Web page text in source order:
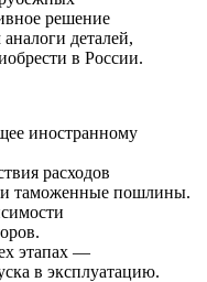
решение
деталей,
в России.
иностранному
расходов
таможенные пошлины.
этапах —
в эксплуатацию.